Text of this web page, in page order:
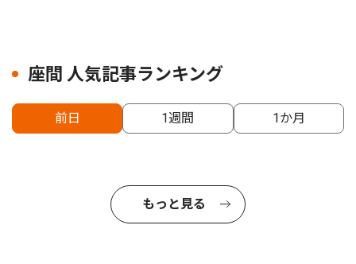
座間 人気記事ランキング
前日 1週間 1か月
もっと見る